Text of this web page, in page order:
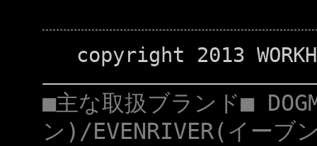
copyright 2013
■主な取扱ブランド■
ン)/EVENRIVER(イーブ